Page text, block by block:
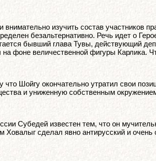
изучить состав участников
безальтернативно. Речь идет о
бывший глава Тувы, действующий
фоне величественной фигуры Карлика.
Шойгу окончательно утратил свои
и униженную собственным
Субедей известен тем, что он
сделал явно антирусский и